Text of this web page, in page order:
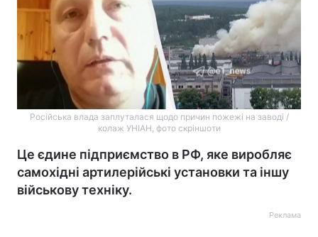
Російська влада заплуталася щодо причин пожежі на заводі /
колаж УНІАН, фото скріншоти
Це єдине підприємство в РФ, яке виробляє
самохідні артилерійські установки та іншу
військову техніку.
Реклама